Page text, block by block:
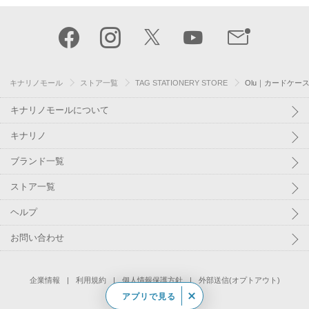
キナリノモール ストア一覧 TAG STATIONERY STORE Olu｜カードケー
キナリノモールについて
キナリノ
ブランド一覧
ストア一覧
ヘルプ
お問い合わせ
企業情報 利用規約 個人情報保護方針 外部送信(オプトアウト)
© Kakaku.com, Inc.
アプリで見る